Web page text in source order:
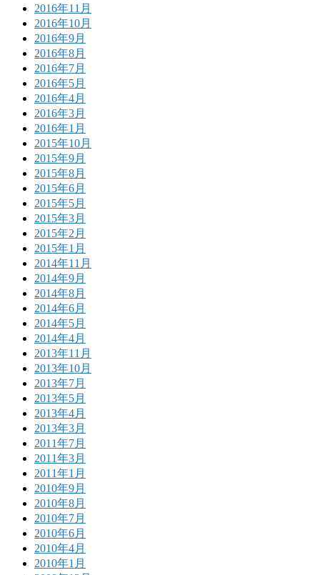
2016年11月
2016年10月
2016年9月
2016年8月
2016年7月
2016年5月
2016年4月
2016年3月
2016年1月
2015年10月
2015年9月
2015年8月
2015年6月
2015年5月
2015年3月
2015年2月
2015年1月
2014年11月
2014年9月
2014年8月
2014年6月
2014年5月
2014年4月
2013年11月
2013年10月
2013年7月
2013年5月
2013年4月
2013年3月
2011年7月
2011年3月
2011年1月
2010年9月
2010年8月
2010年7月
2010年6月
2010年4月
2010年1月